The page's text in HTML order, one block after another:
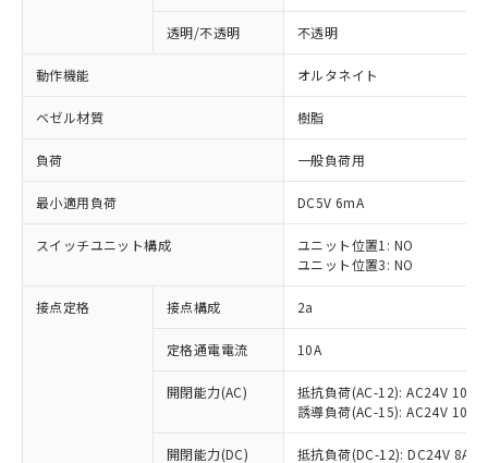
透明/不透明 不透明
動作機能 オルタネイト
ベゼル材質 樹脂
負荷 一般負荷用
最小適用負荷 DC5V 6mA
スイッチユニット構成
ユニット位置1: NO
ユニット位置3: NO
接点定格 接点構成 2a
定格通電電流 10A
開閉能力(AC)
抵抗負荷(AC-12): AC24V 10A/
誘導負荷(AC-15): AC24V
開閉能力(DC) 抵抗負荷(DC-12): DC24V 8A/
ご利用条件
※1 対応状況
対応済み：EU RoHS指令（10物質）の
非含有に対応した製品が提供可能な商品で
対応予定：EU RoHS指令（10物質）の非含
有に対応した製品に切り替える予定のある